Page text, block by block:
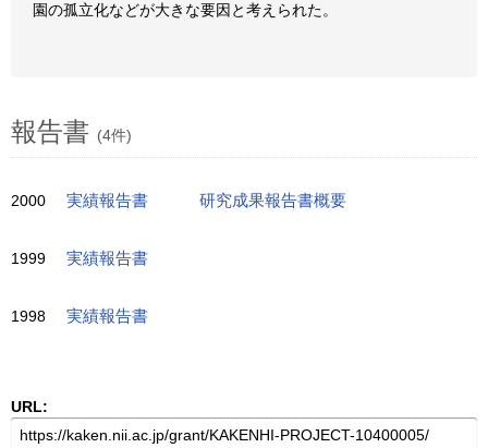
園の孤立化などが大きな要因と考えられた。
報告書 (4件)
2000 実績報告書 研究成果報告書概要
1999 実績報告書
1998 実績報告書
URL: